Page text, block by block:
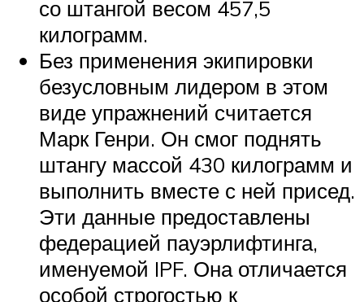
со штангой весом 457,5
килограмм.
Без применения экипировки
безусловным лидером в этом
виде упражнений считается
Марк Генри. Он смог поднять
штангу массой 430 килограмм и
выполнить вместе с ней присед.
Эти данные предоставлены
федерацией пауэрлифтинга,
именуемой IPF. Она отличается
особой строгостью к